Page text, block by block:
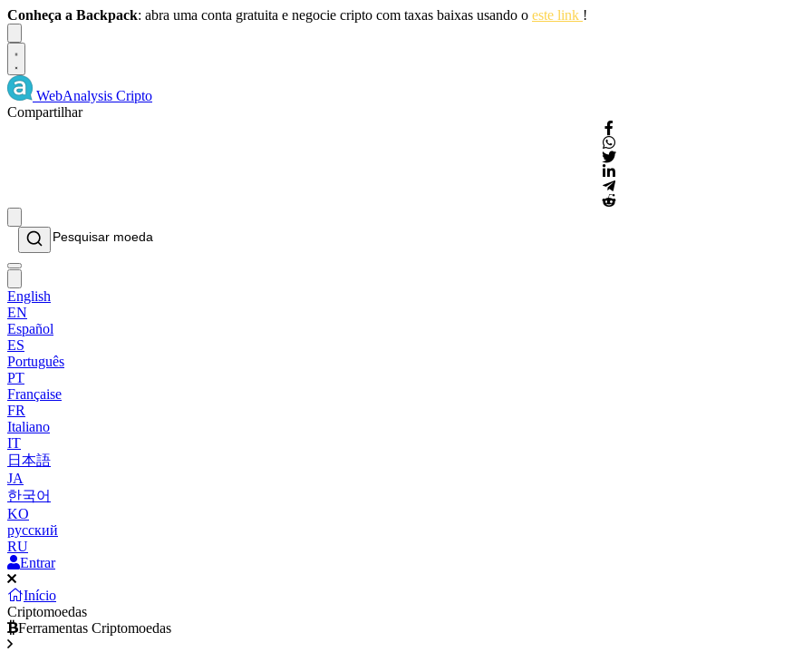
Conheça a Backpack: abra uma conta gratuita e negocie cripto com taxas baixas usando o este link !
WebAnalysis Cripto
Compartilhar
English
EN
Español
ES
Português
PT
Française
FR
Italiano
IT
日本語
JA
한국어
KO
русский
RU
Entrar
Início
Criptomoedas
Ferramentas Criptomoedas